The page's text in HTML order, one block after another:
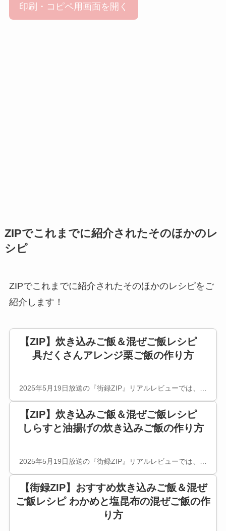
印刷・コピペ用画面を開く
ZIPでこれまでに紹介されたそのほかのレ
シピ
ZIPでこれまでに紹介されたそのほかのレシピをご
紹介します！
【ZIP】炊き込みご飯＆混ぜご飯レシピ
具だくさんアレンジ栗ご飯の作り方
2025年5月19日放送の『街録ZIP』リアルレビューでは、…
【ZIP】炊き込みご飯＆混ぜご飯レシピ
しらすと油揚げの炊き込みご飯の作り方
2025年5月19日放送の『街録ZIP』リアルレビューでは、…
【街録ZIP】おすすめ炊き込みご飯＆混ぜ
ご飯レシピ わかめと塩昆布の混ぜご飯の作
り方